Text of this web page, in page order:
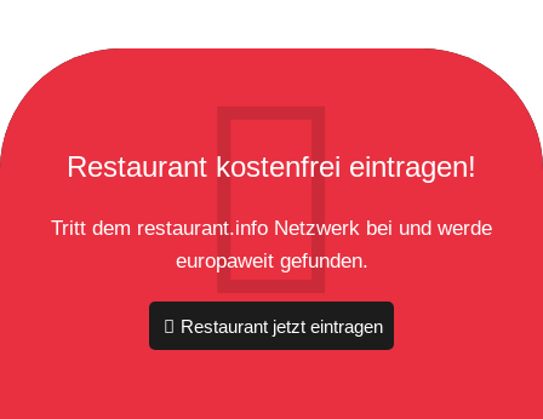
Restaurant kostenfrei eintragen!
Tritt dem restaurant.info Netzwerk bei und werde
europaweit gefunden.
Restaurant jetzt eintragen